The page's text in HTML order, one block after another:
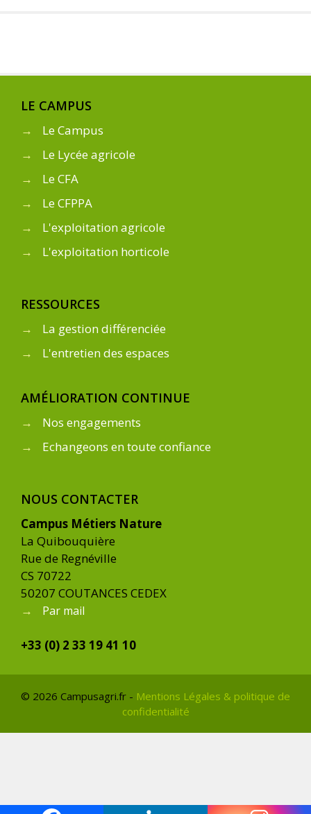
LE CAMPUS
→
Le Campus
→
Le Lycée agricole
→
Le CFA
→
Le CFPPA
→
L'exploitation agricole
→
L'exploitation horticole
RESSOURCES
→
La gestion différenciée
→
L'entretien des espaces
AMÉLIORATION CONTINUE
→
Nos engagements
→
Echangeons en toute confiance
NOUS CONTACTER
Campus Métiers Nature
La Quibouquière
Rue de Regnéville
CS 70722
50207 COUTANCES CEDEX
→
Par mail
+33 (0) 2 33 19 41 10
© 2026 Campusagri.fr - Mentions Légales & politique de
confidentialité